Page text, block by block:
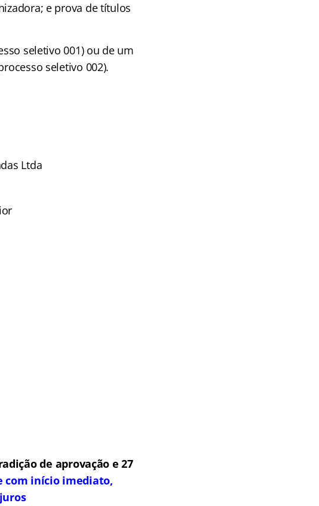
e prova de títulos
seletivo 001) ou de um
seletivo 002).
Ltda
de aprovação e 27
com início imediato,